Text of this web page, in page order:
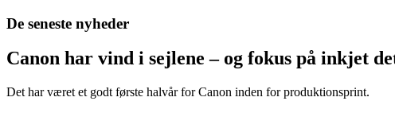
De seneste nyheder
Canon har vind i sejlene – og fokus på inkjet
Det har været et godt første halvår for Canon inden for produktionsprint.